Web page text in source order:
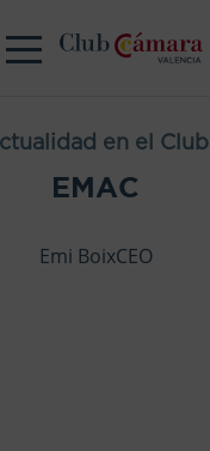
en el Club
EMAC
Emi BoixCEO